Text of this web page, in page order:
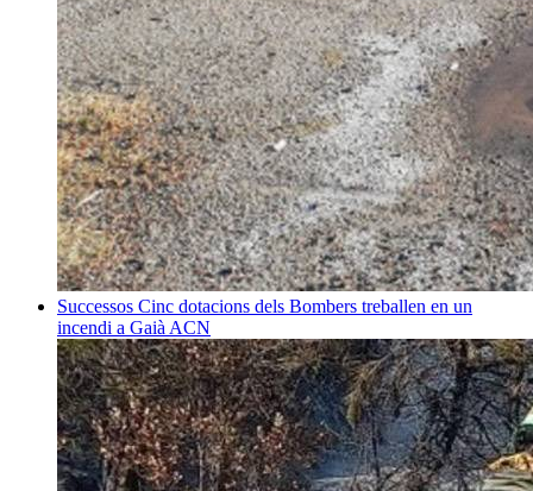
Successos Cinc dotacions dels Bombers treballen en un
incendi a Gaià ACN